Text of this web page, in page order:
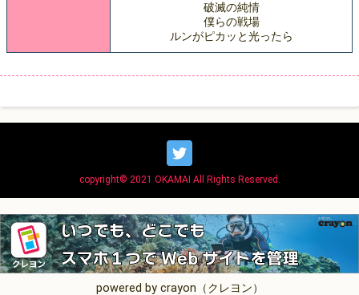
破滅の純情
僕らの戦場
ルンがピカッと光ったら
copyright© 2021 OKAMAI All Rights Reserved.
powered by crayon（クレヨン）